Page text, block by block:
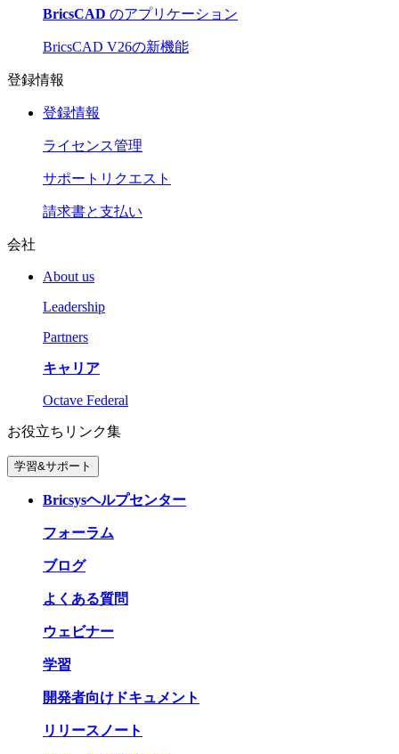
BricsCAD のアプリケーション
BricsCAD V26の新機能
登録情報
登録情報
ライセンス管理
サポートリクエスト
請求書と支払い
会社
About us
Leadership
Partners
キャリア
Octave Federal
お役立ちリンク集
学習&サポート
Bricsysヘルプセンター
フォーラム
ブログ
よくある質問
ウェビナー
学習
開発者向けドキュメント
リリースノート